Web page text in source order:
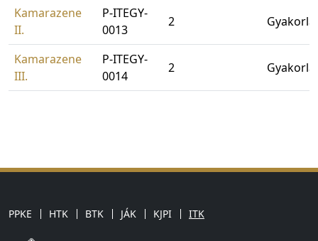
Kamarazene
II.
P-ITEGY-
0013
2
Kamarazene
III.
P-ITEGY-
0014
2
PPKE HTK BTK JÁK KJPI ITK